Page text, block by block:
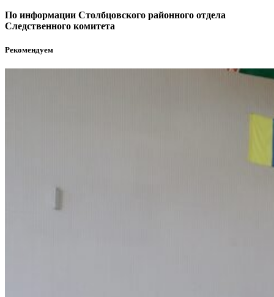
По информации Столбцовского районного отдела
Следственного комитета
Рекомендуем